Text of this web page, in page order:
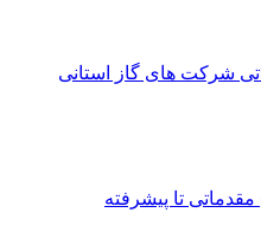
شرکت های گاز استانی